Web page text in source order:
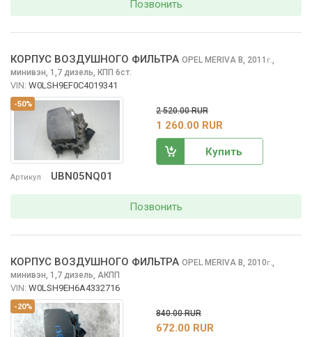
Позвонить
-50%
Артикул UBN05NQ01
КОРПУС ВОЗДУШНОГО ФИЛЬТРА OPEL MERIVA B, 2011 г.,
минивэн, 1,7 дизель, КПП 6ст.
VIN: W0LSH9EF0C4019341
2 520.00 RUR
1 260.00 RUR
Купить
Позвонить
-20%
КОРПУС ВОЗДУШНОГО ФИЛЬТРА OPEL MERIVA B, 2010г.,
минивэн, 1,7 дизель, АКПП
VIN: W0LSH9EH6A4332716
840.00 RUR
672.00 RUR